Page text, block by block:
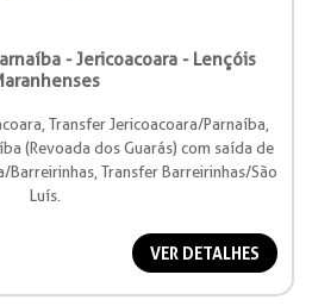
- Jericoacoara - Lençóis
Transfer Jericoacoara/Parnaíba,
(Revoada dos Guarás) com saída de
Barreirinhas, Transfer Barreirinhas/São
Luís.
VER DETALHES